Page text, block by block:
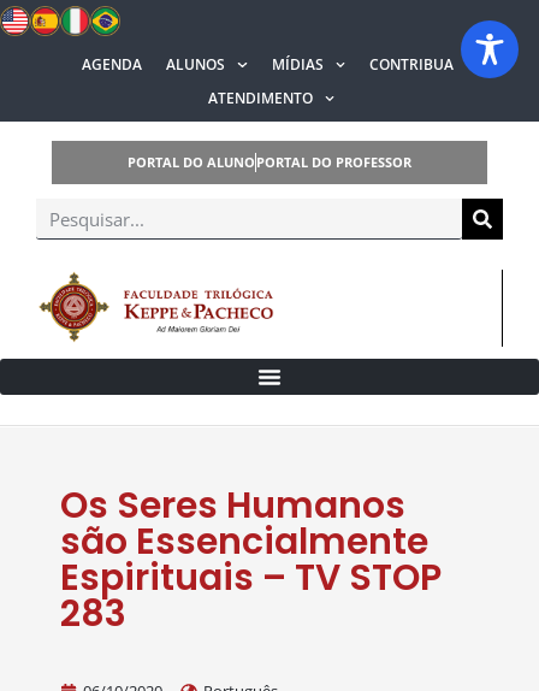
AGENDA ALUNOS MÍDIAS
CONTRIBUA
ATENDIMENTO
PORTAL DO ALUNO PORTAL DO PROFESSOR
Os Seres Humanos
são Essencialmente
Espirituais – TV STOP
283